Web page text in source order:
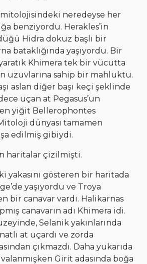
mitolojisindeki neredeyse her
benziyordu. Herakles’in
Hidra dokuz başlı bir
bataklığında yaşıyordu. Bir
Khimera tek bir vücutta
uzuvlarına sahip bir mahluktu.
aslan diğer başı keçi şeklinde
uçan at Pegasus’un
yiğit Bellerophontes
dünyası tamamen
edilmiş gibiydi.
haritalar çizilmişti.
yakasını gösteren bir haritada
yaşıyordu ve Troya
bir canavar vardı. Halikarnas
canavarın adı Khimera idi.
Selanik yakınlarında
at uçardı ve zorda
çıkmazdı. Daha yukarıda
Girit adasında boğa